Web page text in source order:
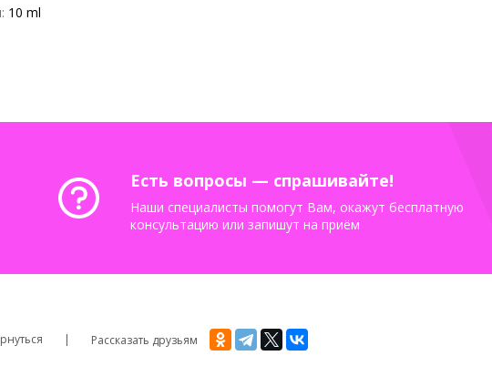
10 ml
Есть вопросы — спрашивайте!
Наши специалисты помогут Вам, окажут бесплатную
консультацию или запишут на приём
Рассказать друзьям